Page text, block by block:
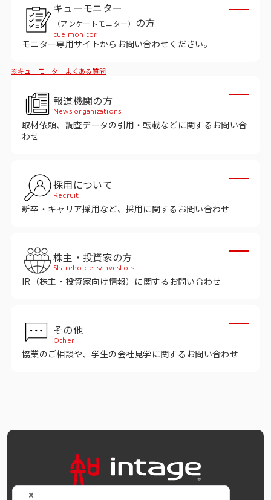
役員紹介
沿革
ニュース・メディア掲載
ソリューション／サービス
採用情報
キューモニター
（アンケートモニター） の方
cue monitor
モニター専用サイトからお問い合わせください。
※キューモニターよくある質問
報道機関の方
News organizations
取材依頼、調査データの引用・転載などに関するお問い合
わせ
採用について
Recruit
新卒・キャリア採用など、採用に関するお問い合わせ
株主・投資家の方
Shareholders/Investors
IR（株主・投資家向け情報）に関するお問い合わせ
その他
Other
協業のご相談や、学生の会社見学に関するお問い合わせ